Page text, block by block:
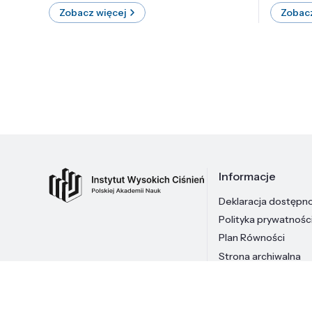
Zobacz więcej
Informacje
Deklaracja
Polityka
Plan Równości
Strona archiwalna